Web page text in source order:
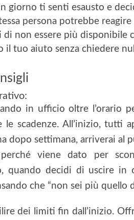
giorno ti senti esausto e
persona potrebbe
di non essere più disponibile
il tuo aiuto senza chiedere
in ufficio oltre l’orario
scadenze. All’inizio, tutti
dopo settimana, arriverai al
viene dato per
quando decidi di uscire
che “non sei più quello
dei limiti fin dall’inizio.